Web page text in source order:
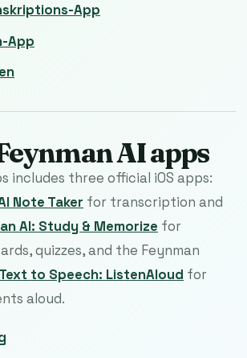
App
App
AI apps
includes three official iOS apps:
Note Taker for transcription and
AI: Study & Memorize for
quizzes, and the Feynman
Text to Speech: ListenAloud for
aloud.